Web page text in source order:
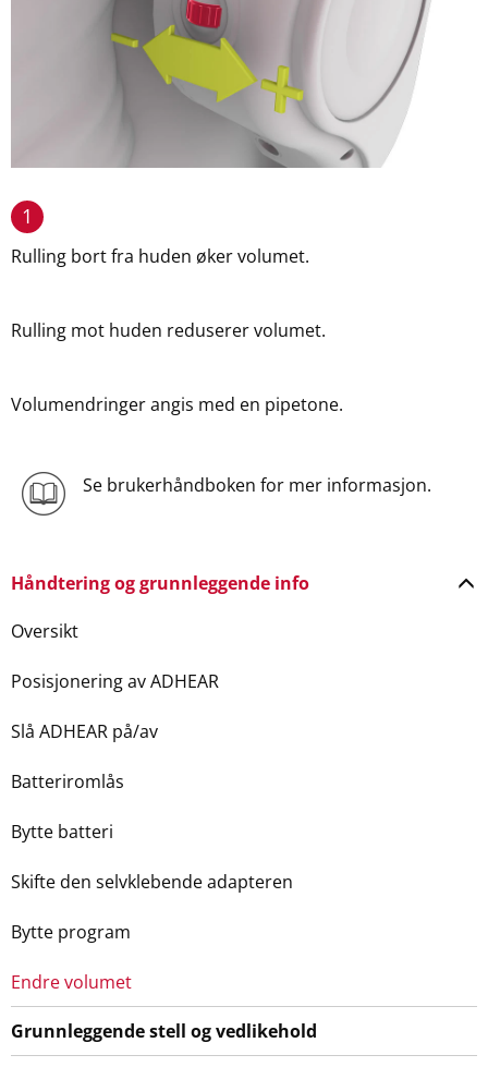
1
Rulling bort fra huden øker volumet.
Rulling mot huden reduserer volumet.
Volumendringer angis med en pipetone.
Se brukerhåndboken for mer informasjon.
Håndtering og grunnleggende info
Oversikt
Posisjonering av ADHEAR
Slå ADHEAR på/av
Batteriromlås
Bytte batteri
Skifte den selvklebende adapteren
Bytte program
Endre volumet
Grunnleggende stell og vedlikehold